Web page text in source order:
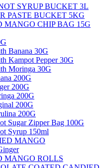
SYRUP BUCKET 3L
PASTE BUCKET 5KG
MANGO CHIP BAG 15G
Banana 30G
Kampot Pepper 30G
Moringa 30G
200G
200G
200G
200G
200G
Sugar Zipper Bag 100G
Syrup 150ml
MANGO
MANGO ROLLS